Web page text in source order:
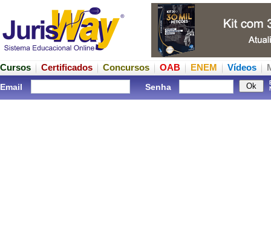
Cursos Certificados Concursos OAB ENEM Vídeos
Email Senha